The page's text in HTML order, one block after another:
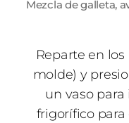
Mezcla de galleta,
Reparte en
molde) y
un vaso para
frigorífico